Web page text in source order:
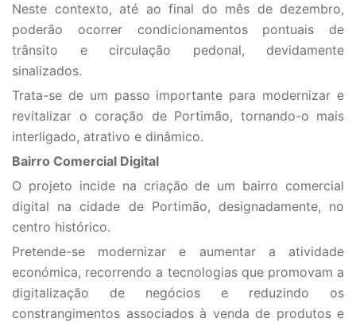
Neste contexto, até ao final do mês de dezembro,
poderão ocorrer condicionamentos pontuais de
trânsito e circulação pedonal, devidamente
sinalizados.
Trata-se de um passo importante para modernizar e
revitalizar o coração de Portimão, tornando-o mais
interligado, atrativo e dinâmico.
Bairro Comercial Digital
O projeto incide na criação de um bairro comercial
digital na cidade de Portimão, designadamente, no
centro histórico.
Pretende-se modernizar e aumentar a atividade
económica, recorrendo a tecnologias que promovam a
digitalização de negócios e reduzindo os
constrangimentos associados à venda de produtos e